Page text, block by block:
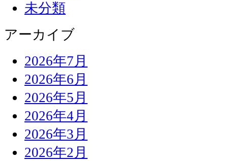
未分類
アーカイブ
2026年7月
2026年6月
2026年5月
2026年4月
2026年3月
2026年2月